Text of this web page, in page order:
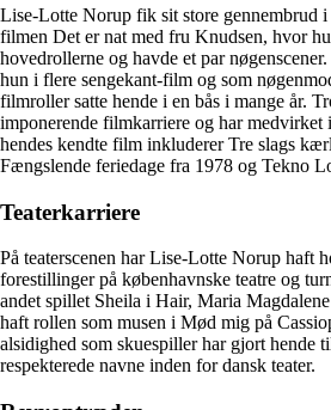
Lise-Lotte Norup fik sit store gennembrud
filmen Det er nat med fru Knudsen, hvor
hovedrollerne og havde et par
hun i flere sengekant-film og som
filmroller satte hende i en bås i mange år.
imponerende filmkarriere og har
hendes kendte film inkluderer Tre slags
Fængslende feriedage fra 1978 og Tekno
Teaterkarriere
På teaterscenen har Lise-Lotte Norup haft
forestillinger på københavnske teatre og
andet spillet Sheila i Hair, Maria
haft rollen som musen i Mød mig på
alsidighed som skuespiller har gjort hende
respekterede navne inden for dansk teater.